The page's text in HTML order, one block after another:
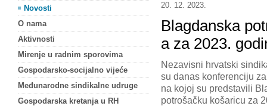
20. 12. 2023.
Blagdanska
a za 2023.
Nezavisni hrvatski
su danas konferenciju
na kojoj su predstavili
potrošačku košaricu za
Novosti
O nama
Aktivnosti
Mirenje u radnim sporovima
Gospodarsko-socijalno vijeće
Međunarodne sindikalne udruge
Gospodarska kretanja u RH